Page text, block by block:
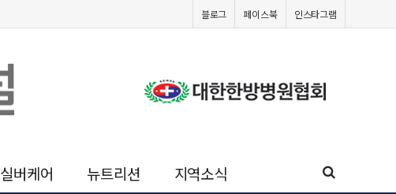
블로그 페이스북 인스타그램
실버케어 뉴트리션 지역소식